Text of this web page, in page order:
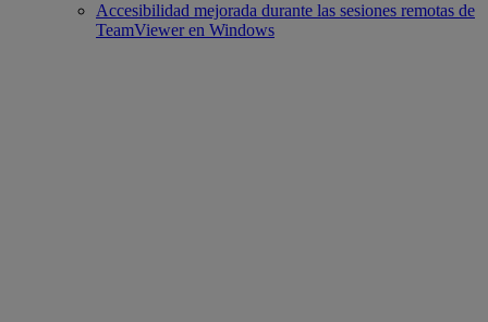
Accesibilidad mejorada durante las sesiones remotas de
TeamViewer en Windows